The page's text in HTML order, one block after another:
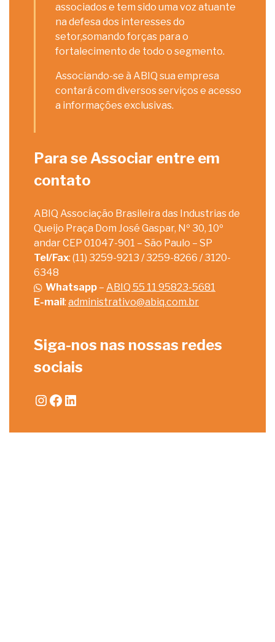
associados e tem sido uma voz atuante
na defesa dos interesses do
setor,somando forças para o
fortalecimento de todo o segmento.
Associando-se à ABIQ sua empresa
contará com diversos serviços e acesso
a informações exclusivas.
Para se Associar entre em
contato
ABIQ Associação Brasileira das Industrias de
Queijo Praça Dom José Gaspar, Nº 30, 10º
andar CEP 01047-901 – São Paulo – SP
Tel/Fax: (11) 3259-9213 / 3259-8266 / 3120-
6348
Whatsapp – ABIQ 55 11 95823-5681
E-mail: administrativo@abiq.com.br
Siga-nos nas nossas redes
sociais
Instagram
Facebook
LinkedIn